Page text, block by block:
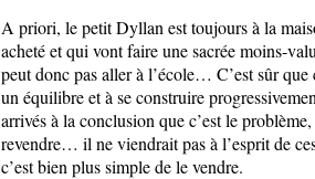
A priori, le petit Dyllan est toujours à la
acheté et qui vont faire une sacrée moins-
peut donc pas aller à l’école… C’est sûr
un équilibre et à se construire
arrivés à la conclusion que c’est le
revendre… il ne viendrait pas à l’esprit de
c’est bien plus simple de le vendre.